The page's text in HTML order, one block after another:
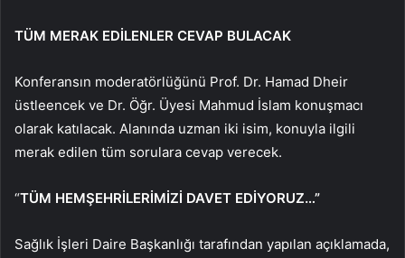
TÜM MERAK EDİLENLER CEVAP BULACAK
Konferansın moderatörlüğünü Prof. Dr. Hamad Dheir
üstleencek ve Dr. Öğr. Üyesi Mahmud İslam konuşmacı
olarak katılacak. Alanında uzman iki isim, konuyla ilgili
merak edilen tüm sorulara cevap verecek.
“TÜM HEMŞEHRİLERİMİZİ DAVET EDİYORUZ…”
Sağlık İşleri Daire Başkanlığı tarafından yapılan açıklamada,